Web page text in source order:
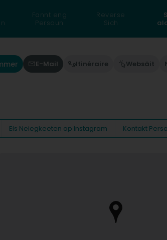
Fannt eng
Persoun
Reverse
Sich
E-Mail Itinéraire Websäit
Eis Neiegkeeten op Instagram Kontakt